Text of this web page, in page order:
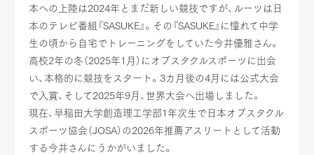
本への上陸は2024年とまだ新しい競技ですが、ルーツは日
本のテレビ番組『SASUKE』。その『SASUKE』に憧れて中学
生の頃から自宅でトレーニングをしていた今井優雅さん。
高校2年の冬（2025年1月）にオブスタクルスポーツに出会
い、本格的に競技をスタート。3カ月後の4月には公式大会
で入賞、そして2025年9月、世界大会へ出場しました。
現在、早稲田大学創造理工学部1年次生で日本オブスタクル
スポーツ協会（JOSA）の2026年推薦アスリートとして活動
する今井さんにうかがいました。